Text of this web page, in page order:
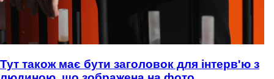
Тут також має бути заголовок для інтерв'ю з